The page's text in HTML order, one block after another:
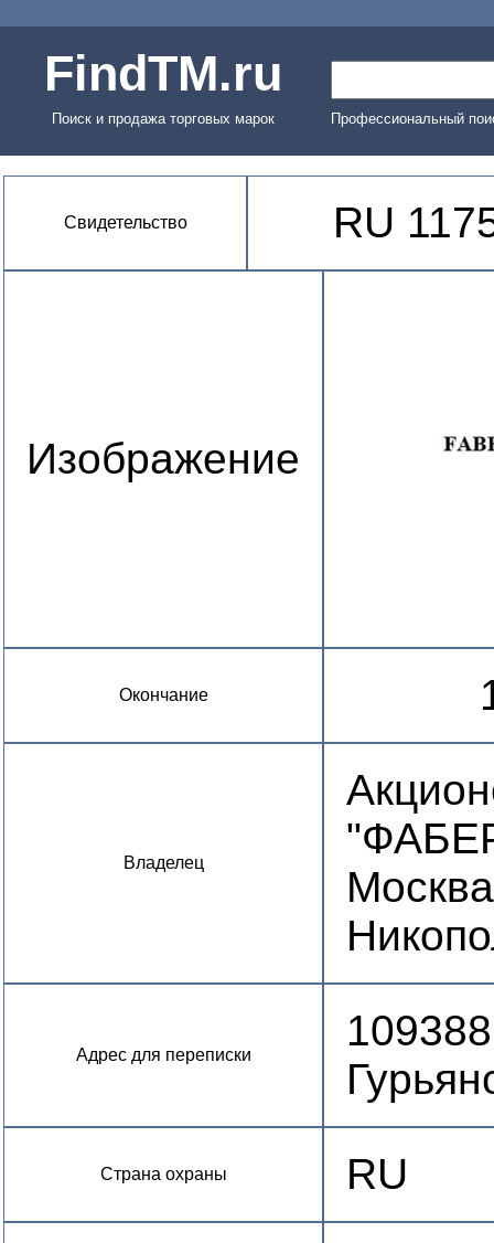
FindTM.ru
Поиск и продажа торговых марок Профессиональный
Свидетельство RU
Изображение
Окончание
Владелец
Адрес для переписки
Страна охраны
RU